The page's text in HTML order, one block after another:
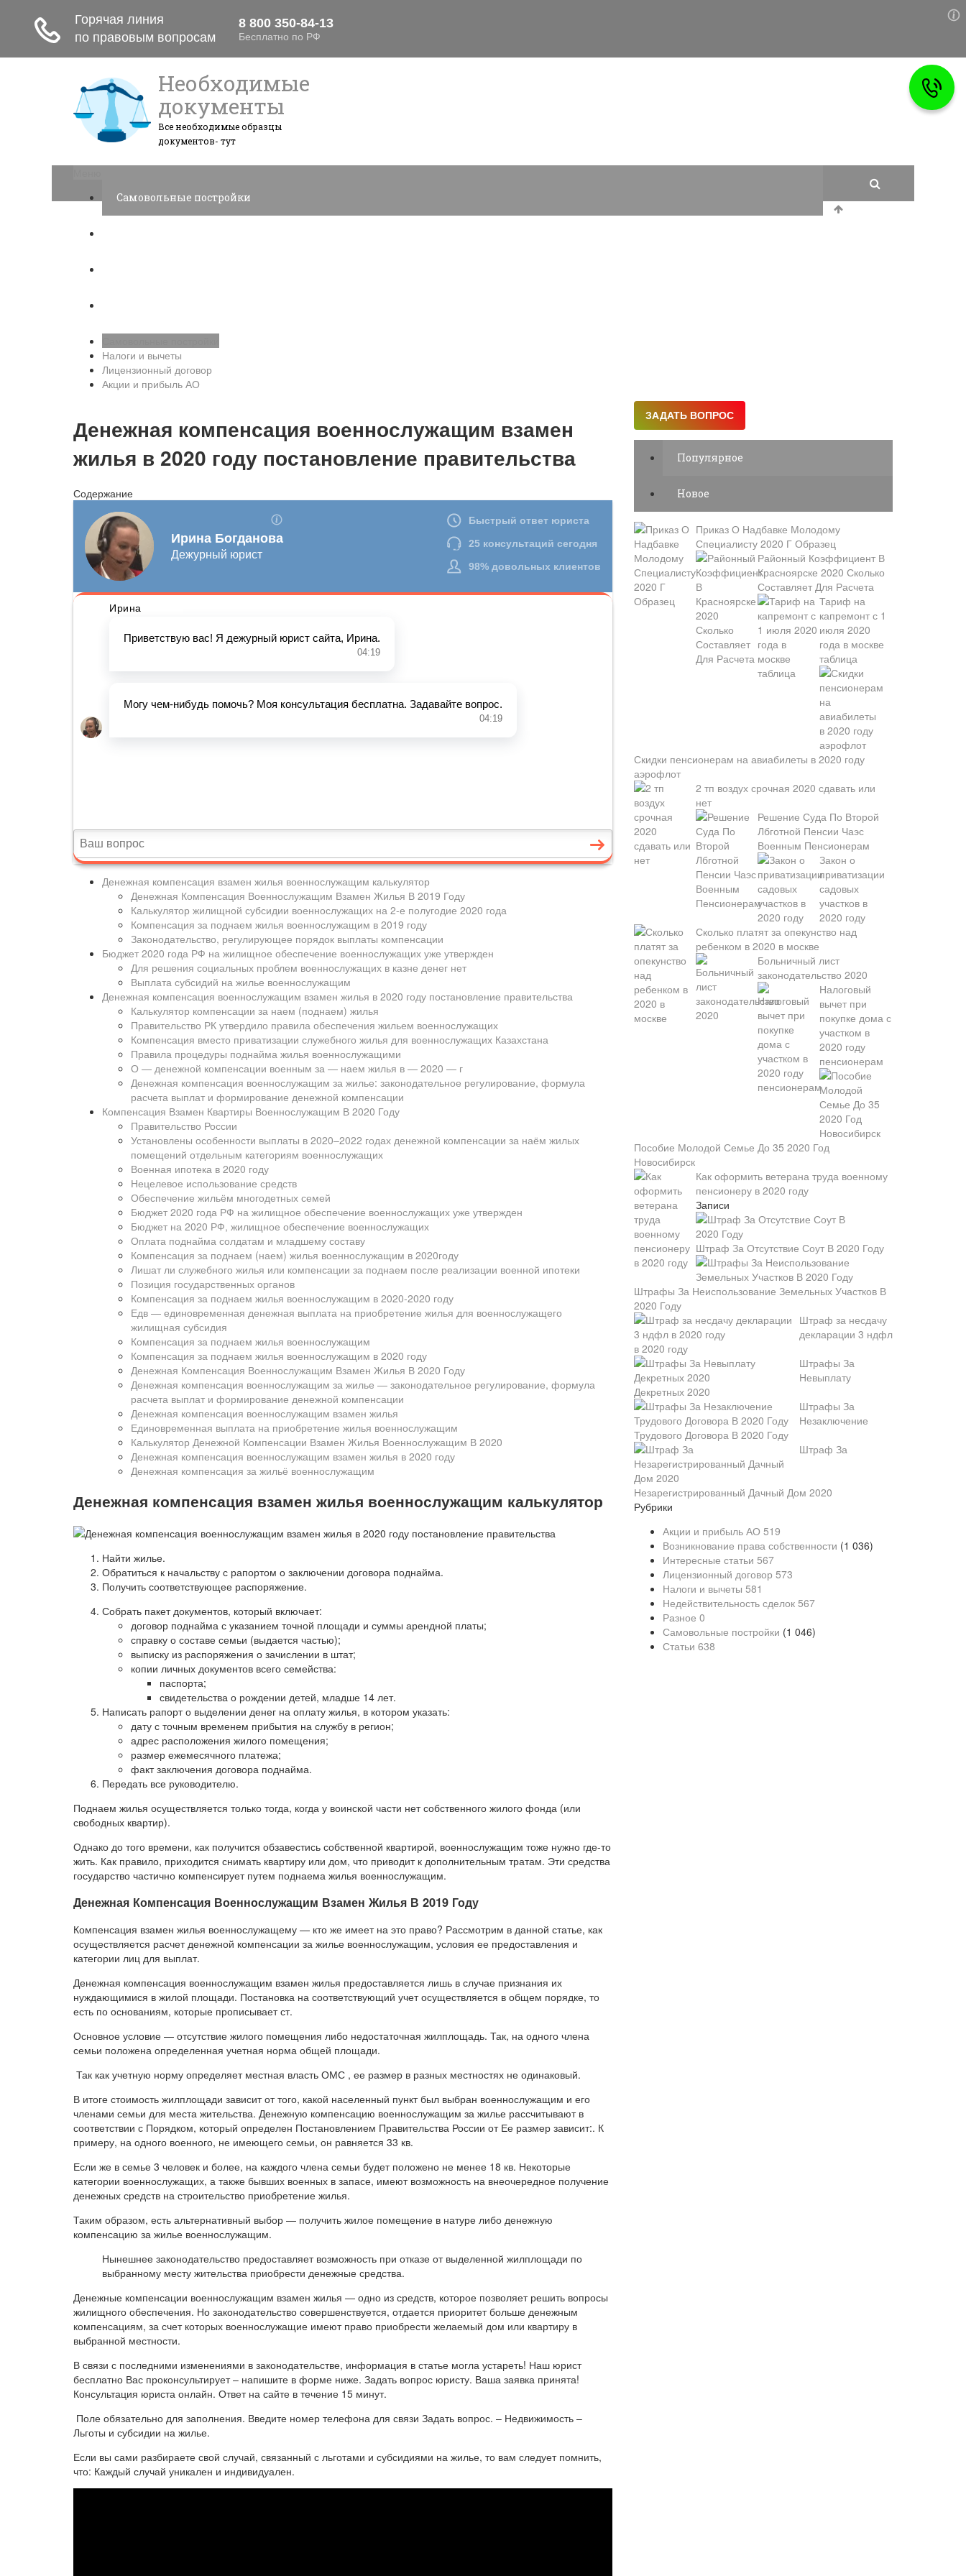
Необходимые
документы
Все необходимые образцы
документов- тут
Самовольные постройки
Налоги и вычеты
Лицензионный договор
Акции и прибыль АО
Денежная компенсация военнослужащим взамен
жилья в 2020 году постановление правительства
Содержание
Денежная компенсация взамен жилья военнослужащим калькулятор
Денежная Компенсация Военнослужащим Взамен Жилья В 2019 Году
Калькулятор жилищной субсидии военнослужащих на 2-е полугодие 2020 года
Компенсация за поднаем жилья военнослужащим в 2019 году
Законодательство, регулирующее порядок выплаты компенсации
Бюджет 2020 года РФ на жилищное обеспечение военнослужащих уже утвержден
Для решения социальных проблем военнослужащих в казне денег нет
Выплата субсидий на жилье военнослужащим
Денежная компенсация военнослужащим взамен жилья в 2020 году постановление правительства
Калькулятор компенсации за наем (поднаем) жилья
Правительство РК утвердило правила обеспечения жильем военнослужащих
Компенсация вместо приватизации служебного жилья для военнослужащих Казахстана
Правила процедуры поднайма жилья военнослужащими
О — денежной компенсации военным за — наем жилья в — 2020 — г
Денежная компенсация военнослужащим за жилье: законодательное регулирование, формула
расчета выплат и формирование денежной компенсации
Компенсация Взамен Квартиры Военнослужащим В 2020 Году
Правительство России
Установлены особенности выплаты в 2020–2022 годах денежной компенсации за наём жилых
помещений отдельным категориям военнослужащих
Военная ипотека в 2020 году
Нецелевое использование средств
Обеспечение жильём многодетных семей
Бюджет 2020 года РФ на жилищное обеспечение военнослужащих уже утвержден
Бюджет на 2020 РФ, жилищное обеспечение военнослужащих
Оплата поднайма солдатам и младшему составу
Компенсация за поднаем (наем) жилья военнослужащим в 2020году
Лишат ли служебного жилья или компенсации за поднаем после реализации военной ипотеки
Позиция государственных органов
Компенсация за поднаем жилья военнослужащим в 2020-2020 году
Едв — единовременная денежная выплата на приобретение жилья для военнослужащего
жилищная субсидия
Компенсация за поднаем жилья военнослужащим
Компенсация за поднаем жилья военнослужащим в 2020 году
Денежная Компенсация Военнослужащим Взамен Жилья В 2020 Году
Денежная компенсация военнослужащим за жилье — законодательное регулирование, формула
расчета выплат и формирование денежной компенсации
Денежная компенсация военнослужащим взамен жилья
Единовременная выплата на приобретение жилья военнослужащим
Калькулятор Денежной Компенсации Взамен Жилья Военнослужащим В 2020
Денежная компенсация военнослужащим взамен жилья в 2020 году
Денежная компенсация за жильё военнослужащим
Денежная компенсация взамен жилья военнослужащим калькулятор
Найти жилье.
Обратиться к начальству с рапортом о заключении договора поднайма.
Получить соответствующее распоряжение.
Собрать пакет документов, который включает:
договор поднайма с указанием точной площади и суммы арендной платы;
справку о составе семьи (выдается частью);
выписку из распоряжения о зачислении в штат;
копии личных документов всего семейства:
паспорта;
свидетельства о рождении детей, младше 14 лет.
Написать рапорт о выделении денег на оплату жилья, в котором указать:
дату с точным временем прибытия на службу в регион;
адрес расположения жилого помещения;
размер ежемесячного платежа;
факт заключения договора поднайма.
Передать все руководителю.
Поднаем жилья осуществляется только тогда, когда у воинской части нет собственного жилого фонда (или
свободных квартир).
Однако до того времени, как получится обзавестись собственной квартирой, военнослужащим тоже нужно где-то
жить. Как правило, приходится снимать квартиру или дом, что приводит к дополнительным тратам. Эти средства
государство частично компенсирует путем поднаема жилья военнослужащим.
Денежная Компенсация Военнослужащим Взамен Жилья В 2019 Году
Компенсация взамен жилья военнослужащему — кто же имеет на это право? Рассмотрим в данной статье, как
осуществляется расчет денежной компенсации за жилье военнослужащим, условия ее предоставления и
категории лиц для выплат.
Денежная компенсация военнослужащим взамен жилья предоставляется лишь в случае признания их
нуждающимися в жилой площади. Постановка на соответствующий учет осуществляется в общем порядке, то
есть по основаниям, которые прописывает ст.
Основное условие — отсутствие жилого помещения либо недостаточная жилплощадь. Так, на одного члена
семьи положена определенная учетная норма общей площади.
Так как учетную норму определяет местная власть ОМС , ее размер в разных местностях не одинаковый.
В итоге стоимость жилплощади зависит от того, какой населенный пункт был выбран военнослужащим и его
членами семьи для места жительства. Денежную компенсацию военнослужащим за жилье рассчитывают в
соответствии с Порядком, который определен Постановлением Правительства России от Ее размер зависит:. К
примеру, на одного военного, не имеющего семьи, он равняется 33 кв.
Если же в семье 3 человек и более, на каждого члена семьи будет положено не менее 18 кв. Некоторые
категории военнослужащих, а также бывших военных в запасе, имеют возможность на внеочередное получение
денежных средств на строительство приобретение жилья.
Таким образом, есть альтернативный выбор — получить жилое помещение в натуре либо денежную
компенсацию за жилье военнослужащим.
Нынешнее законодательство предоставляет возможность при отказе от выделенной жилплощади по
выбранному месту жительства приобрести денежные средства.
Денежные компенсации военнослужащим взамен жилья — одно из средств, которое позволяет решить вопросы
жилищного обеспечения. Но законодательство совершенствуется, отдается приоритет больше денежным
компенсациям, за счет которых военнослужащие имеют право приобрести желаемый дом или квартиру в
выбранной местности.
В связи с последними изменениями в законодательстве, информация в статье могла устареть! Наш юрист
бесплатно Вас проконсультирует – напишите в форме ниже. Задать вопрос юристу. Ваша заявка принята!
Консультация юриста онлайн. Ответ на сайте в течение 15 минут.
Поле обязательно для заполнения. Введите номер телефона для связи Задать вопрос. – Недвижимость –
Льготы и субсидии на жилье.
Если вы сами разбираете свой случай, связанный с льготами и субсидиями на жилье, то вам следует помнить,
что: Каждый случай уникален и индивидуален.
Популярное
Новое
Приказ О Надбавке Молодому
Специалисту 2020 Г Образец
Районный Коэффициент В
Красноярске 2020 Сколько
Составляет Для Расчета
Тариф на
капремонт с 1
июля 2020
года в москве
таблица
Скидки пенсионерам на авиабилеты в 2020 году
аэрофлот
2 тп воздух срочная 2020 сдавать или
нет
Решение Суда По Второй
Лбготной Пенсии Чаэс
Военным Пенсионерам
Закон о
приватизации
садовых
участков в
2020 году
Сколько платят за опекунство над
ребенком в 2020 в москве
Больничный лист
законодательство 2020
Налоговый
вычет при
покупке дома с
участком в
2020 году
пенсионерам
Пособие Молодой Семье До 35 2020 Год
Новосибирск
Как оформить ветерана труда военному
пенсионеру в 2020 году
Записи
Штраф За Отсутствие Соут В 2020 Году
Штрафы За Неиспользование Земельных Участков В
2020 Году
Штраф за несдачу
декларации 3 ндфл
в 2020 году
Штрафы За
Невыплату
Декретных 2020
Штрафы За
Незаключение
Трудового Договора В 2020 Году
Штраф За
Незарегистрированный Дачный Дом 2020
Рубрики
Акции и прибыль АО 519
Возникнование права собственности (1 036)
Интересные статьи 567
Лицензионный договор 573
Налоги и вычеты 581
Недействительность сделок 567
Разное 0
Самовольные постройки (1 046)
Статьи 638